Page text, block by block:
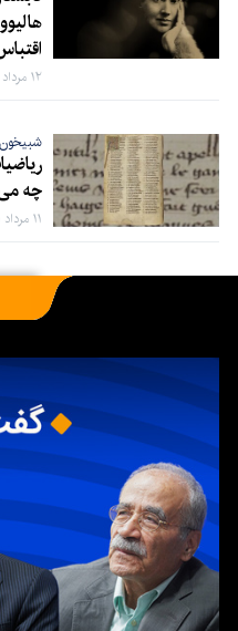
۱۲ مرداد ۱۴۰۵
شبیخون
چه
۱۱ مرداد ۱۴۰۵